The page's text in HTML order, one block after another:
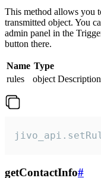
This method allows you
transmitted object. You
admin panel in the
button there.
Name Type
rules
object
getContactInfo#